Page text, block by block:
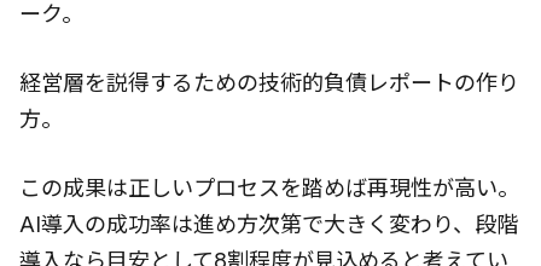
ーク。
経営層を説得するための技術的負債レポートの作り
方。
この成果は正しいプロセスを踏めば再現性が高い。
AI導入の成功率は進め方次第で大きく変わり、段階
導入なら目安として8割程度が見込めると考えてい